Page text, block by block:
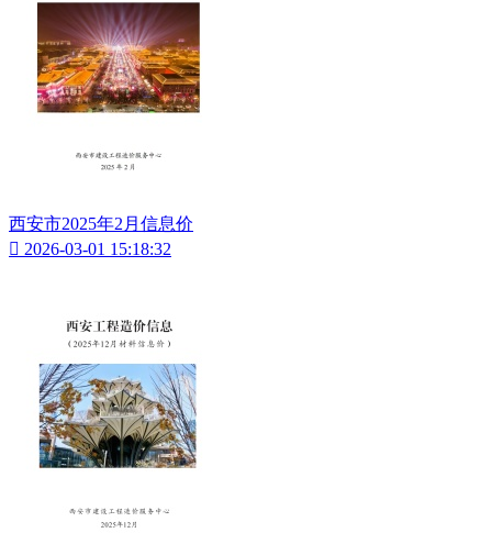
西安市2025年2月信息价
 2026-03-01 15:18:32